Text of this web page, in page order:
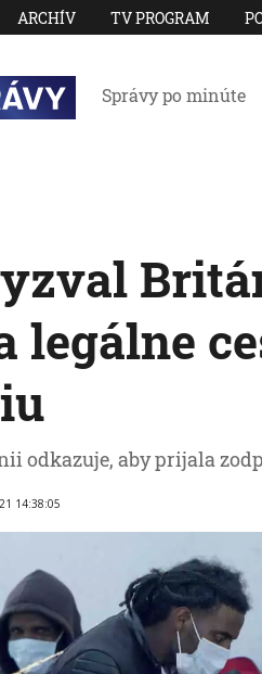
ARCHÍV TV PROGRAM
Správy po minúte
legálne
odkazuje, aby prijala
14:38:05